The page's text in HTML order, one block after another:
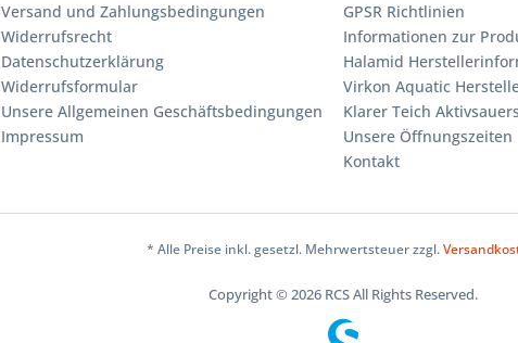
Versand und Zahlungsbedingungen
Widerrufsrecht
Datenschutzerklärung
Widerrufsformular
Unsere Allgemeinen Geschäftsbedingungen
Impressum
GPSR Richtlinien
Informationen zur
Halamid
Virkon Aquatic
Klarer Teich
Unsere Öffnungszeiten
Kontakt
* Alle Preise inkl. gesetzl. Mehrwertsteuer zzgl.
Copyright © 2026 RCS All Rights Reserved.